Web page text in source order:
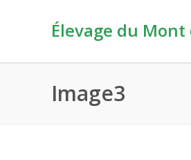
Élevage du Mont
Image3